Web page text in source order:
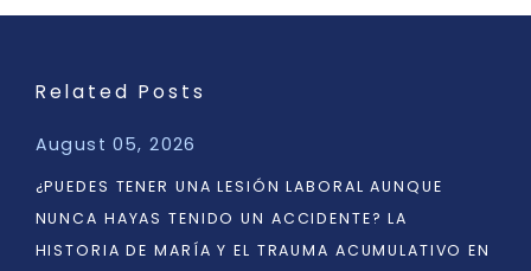
Related Posts
August 05, 2026
¿PUEDES TENER UNA LESIÓN LABORAL AUNQUE
NUNCA HAYAS TENIDO UN ACCIDENTE? LA
HISTORIA DE MARÍA Y EL TRAUMA ACUMULATIVO EN